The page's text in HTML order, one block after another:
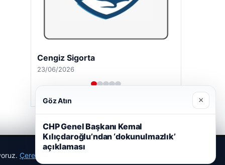
Hastaş Beton
26/05/2026
Çerez Politikamız
Göz Atın ×
CHP Genel Başkanı Kemal
Kılıçdaroğlu’ndan ‘dokunulmazlık’
açıklaması